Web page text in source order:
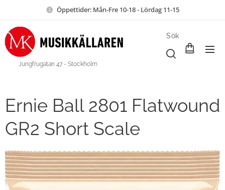
Öppettider: Mån-Fre 10-18 - Lördag 11-15
Jungfrugatan 47 - Stockholm
Sök
Ernie Ball 2801 Flatwound
GR2 Short Scale